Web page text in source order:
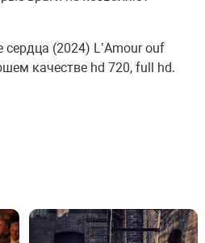
(2024) L’Amour ouf
качестве hd 720, full hd.